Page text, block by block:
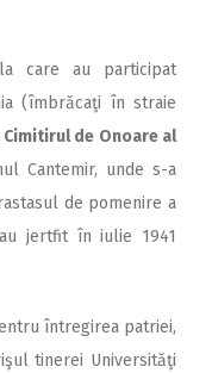
care au participat
(îmbrăcaţi în straie
Cimitirul de Onoare al
Cantemir, unde s-a
de pomenire a
jertfit în iulie 1941
întregirea patriei,
tinerei Universităţi